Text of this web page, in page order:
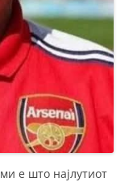
е што најлутиот